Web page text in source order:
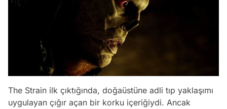
The Strain ilk çıktığında, doğaüstüne adli tıp yaklaşımı
uygulayan çığır açan bir korku içeriğiydi. Ancak